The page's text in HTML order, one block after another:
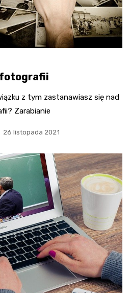
z tym zastanawiasz się nad
Zarabianie
26 listopada 2021